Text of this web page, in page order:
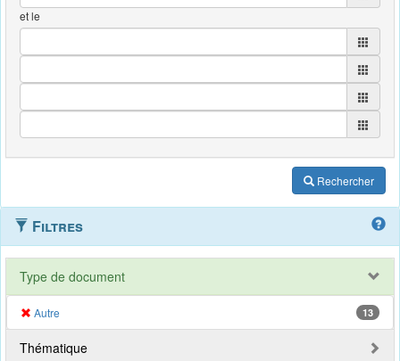
et le
Rechercher
Filtres
Type de document
Autre 13
Thématique